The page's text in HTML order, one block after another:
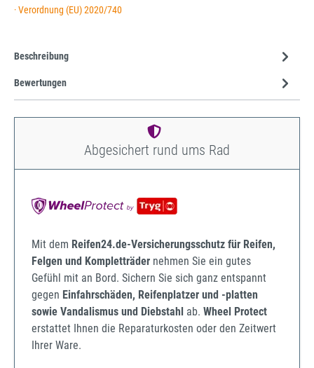
· Verordnung (EU) 2020/740
Beschreibung
Bewertungen
Abgesichert rund ums Rad
Mit dem Reifen24.de-Versicherungsschutz für Reifen,
Felgen und Kompletträder nehmen Sie ein gutes
Gefühl mit an Bord. Sichern Sie sich ganz entspannt
gegen Einfahrschäden, Reifenplatzer und -platten
sowie Vandalismus und Diebstahl ab. Wheel Protect
erstattet Ihnen die Reparaturkosten oder den Zeitwert
Ihrer Ware.